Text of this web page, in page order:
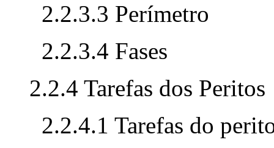
2.2.3.3 Perímetro
2.2.3.4 Fases
2.2.4 Tarefas dos Peritos
2.2.4.1 Tarefas do